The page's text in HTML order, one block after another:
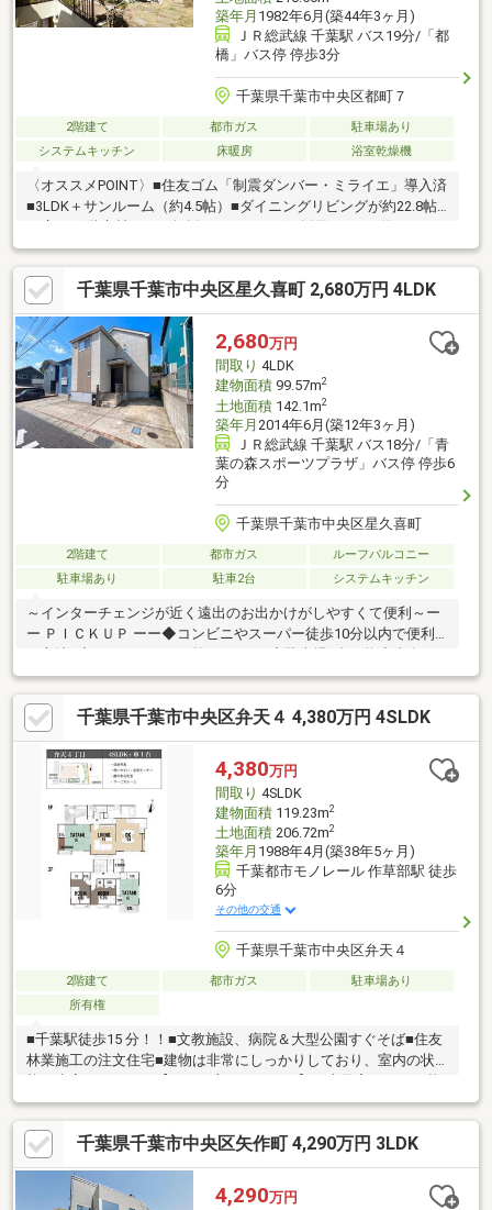
築年月 1982年6月(築44年3ヶ月)
ＪＲ総武線 千葉駅 バス19分/「都
橋」バス停 停歩3分
千葉県千葉市中央区都町７
2階建て 都市ガス
駐車場あり
システムキッチン
床暖房 浴室乾燥機
〈オススメPOINT〉■住友ゴム「制震ダンバー・ミライエ」導入済
■3LDK＋サンルーム（約4.5帖）■ダイニングリビングが約22.8帖
大型システムキッチンの採用■全居室が６帖以上■広いバルコニー
■ＬＤには、ＴＥＳ式床暖房あり■各居室にクローゼット付■リビ
ングのコーナー窓からは千葉駅周辺の夜景が綺麗に見れます。▽
ご見学予約「ご内覧予約」は、お気軽にお問い合わせ下さい。
千葉県千葉市中央区星久喜町 2,680万円 4LDK
2,680万円
間取り 4LDK
建物面積99.57m2
土地面積142.1m2
築年月 2014年6月(築12年3ヶ月)
ＪＲ総武線 千葉駅 バス18分/「青
葉の森スポーツプラザ」バス停 停歩6
分
千葉県千葉市中央区星久喜町
2階建て 都市ガス
ルーフバルコニー
駐車場あり
駐車2台 システムキッチン
～インターチェンジが近く遠出のお出かけがしやすくて便利～ー
ー ＰＩＣＫＵＰ ーー◆コンビニやスーパー徒歩10分以内で便利
の全室2面採光で明るい室内◎◆リビング隣の和室は多様にお使
いいただけます！◆全室収納付き♪ご家族の衣類やお荷物もスッ
キリ片付きそうですね！※引き渡しはR9年2月になります利便性と
住環境の良さをバランス良く両立した立地が魅力。ご自身好みの
リフォームベースとしての活用や、初めてのマイホームにもおす
すめです！ぜひ一度、周辺環境と合わせてご見学ください。
千葉県千葉市中央区弁天４ 4,380万円 4SLDK
4,380万円
間取り 4SLDK
建物面積119.23m2
土地面積206.72m2
築年月 1988年4月(築38年5ヶ月)
千葉都市モノレール 作草部駅 徒歩
6分
その他の交通
千葉県千葉市中央区弁天４
2階建て 都市ガス
駐車場あり
所有権
■千葉駅徒歩15 分！！■文教施設、病院＆大型公園すぐそば■住友
林業施工の注文住宅■建物は非常にしっかりしており、室内の状
ち着いた雰囲気がお好きな方・リノベーション前提で物件をお探
しの方・子育てが一段落！静かな環境でゆったり暮らしたい方・
建物使用後、将来の資産活用に回したい方
千葉県千葉市中央区矢作町 4,290万円 3LDK
4,290万円